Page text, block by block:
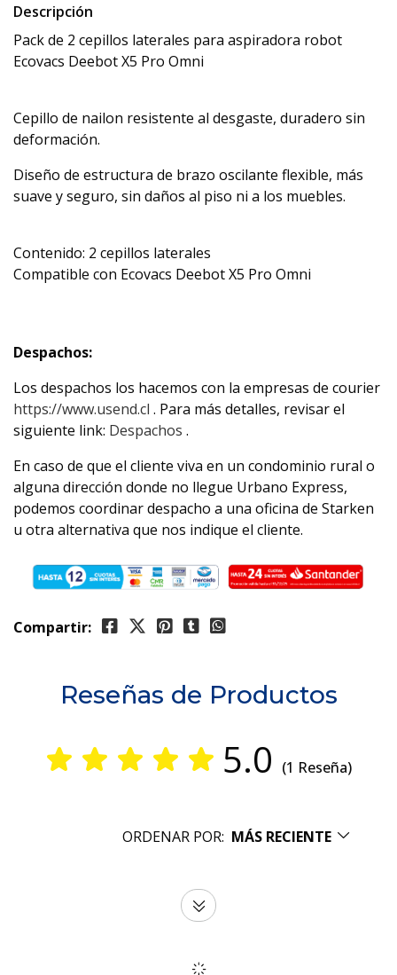
Descripción
Pack de 2 cepillos laterales para aspiradora robot
Ecovacs Deebot X5 Pro Omni
Cepillo de nailon resistente al desgaste, duradero sin
deformación.
Diseño de estructura de brazo oscilante flexible, más
suave y seguro, sin daños al piso ni a los muebles.
Contenido: 2 cepillos laterales
Compatible con Ecovacs Deebot X5 Pro Omni
Despachos:
Los despachos los hacemos con la empresas de courier
https://www.usend.cl . Para más detalles, revisar el
siguiente link: Despachos .
En caso de que el cliente viva en un condominio rural o
alguna dirección donde no llegue Urbano Express,
podemos coordinar despacho a una oficina de Starken
u otra alternativa que nos indique el cliente.
Compartir:
Reseñas de Productos
5.0 (1 Reseña)
ORDENAR POR: MÁS RECIENTE